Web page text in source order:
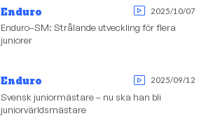
Enduro 2025/10/07
Enduro–SM: Strålande utveckling för flera
juniorer
Enduro 2025/09/12
Svensk juniormästare – nu ska han bli
juniorvärldsmästare